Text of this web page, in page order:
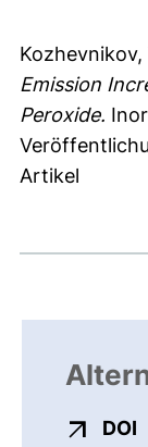
Kozhevnikov,
Emission
Peroxide.
Artikel
DOI